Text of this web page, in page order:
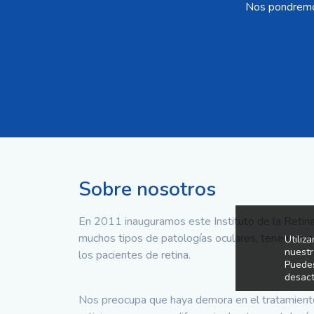
Nos
Sobre nosotros
En 2011 inauguramos este Instituto de la
muchos tipos de patologías oculares, tenemos
los pacientes de retina.
Nos preocupa que haya demora en el